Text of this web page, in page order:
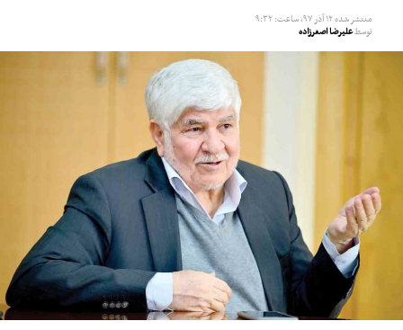
منتشر شده۱۲ آذر ۹۷, ساعت: ۹:۳۲
توسطعلیرضا اصغرزاده